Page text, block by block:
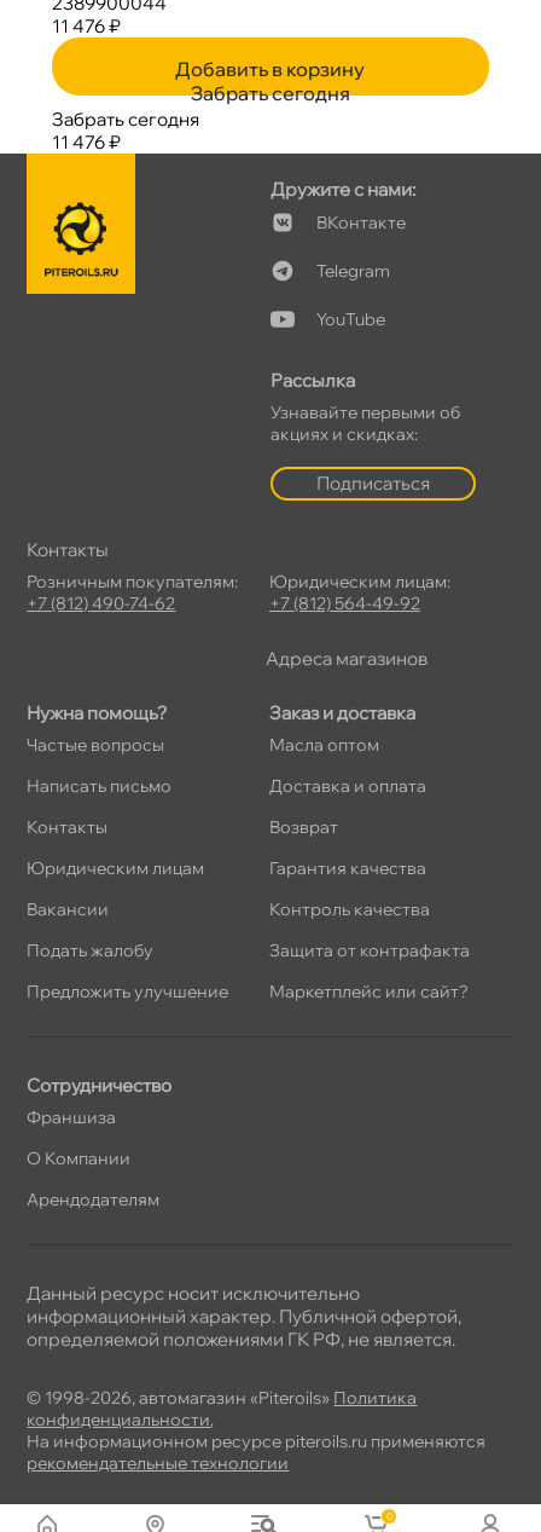
11 476 ₽
Добавить в корзину
Забрать сегодня
Забрать сегодня
11 476 ₽
Нужна помощь?
Частые вопросы
Написать письмо
Контакты
Юридическим лицам
акансии
Подать жалобу
Предложить улучшение
Заказ и доставка
Масла оптом
Доставка и оплата
озврат
Гарантия качества
Контроль качества
Защита от контрафакта
Маркетплейс или сайт?
Дружите с нами:
Контакте
Telegram
YouTube
Рассылка
Узнавайте первыми о
акциях и скидках:
Подписаться
Сотрудничество
Франшиза
О Компании
Арендодателям
Контакты
Розничным покупателям:
+7 (812) 490-74-62
Юридическим лицам:
+7 (812) 564-49-92
Адреса магазино
© 1998-2026, автомагазин «Piteroils» Политика
конфиденциальности,
На информационном ресурсе piteroils.ru применяются
рекомендательные технологии
Данный ресурс носит исключительно
информационный характер. Публичной офертой,
определяемой положениями ГК РФ, не является.
0